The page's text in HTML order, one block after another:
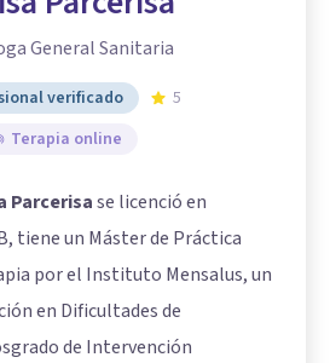
General Sanitaria
verificado
5
Terapia online
Parcerisase licenció en
tiene un Máster de Práctica
por el Instituto Mensalus, un
en Dificultades de
de Intervención